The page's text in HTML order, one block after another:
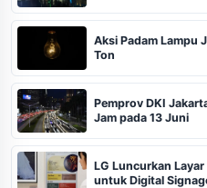
Aksi Padam Lampu
Ton
Pemprov DKI
Jam pada 13 Juni
LG Luncurkan
untuk Digital